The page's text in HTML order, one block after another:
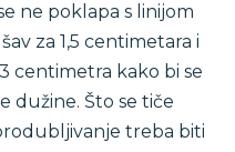
ne poklapa s linijom
za 1,5 centimetara i
centimetra kako bi se
dužine. Što se tiče
treba biti